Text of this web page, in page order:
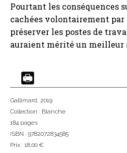
Pourtant les conséquences
cachées volontairement par
préserver les postes de
auraient mérité un meilleur
Gallimard, 2019
Collection : Blanche
184 pages
ISBN : 9782072834585
Prix : 18,00 €